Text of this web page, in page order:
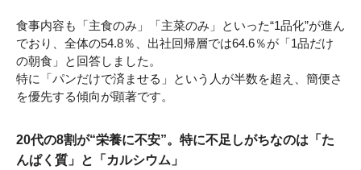
食事内容も「主食のみ」「主菜のみ」といった“1品化”が進ん
でおり、全体の54.8％、出社回帰層では64.6％が「1品だけ
の朝食」と回答しました。
特に「パンだけで済ませる」という人が半数を超え、簡便さ
を優先する傾向が顕著です。
20代の8割が“栄養に不安”。特に不足しがちなのは「た
んぱく質」と「カルシウム」